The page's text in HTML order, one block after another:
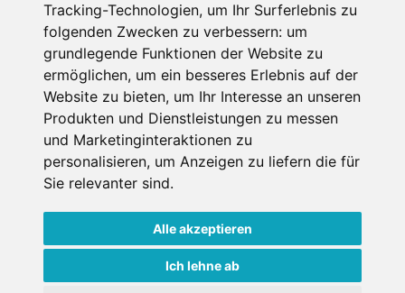
Tracking-Technologien, um Ihr Surferlebnis zu
folgenden Zwecken zu verbessern: um
grundlegende Funktionen der Website zu
ermöglichen, um ein besseres Erlebnis auf der
Website zu bieten, um Ihr Interesse an unseren
Produkten und Dienstleistungen zu messen
und Marketinginteraktionen zu
personalisieren, um Anzeigen zu liefern die für
Sie relevanter sind.
Alle akzeptieren
Ich lehne ab
Die Schneehoehen Ski APP für iOS und Android - Ein
Muss für alle Wintersportler und Schneefreaks!
Impressum
Datenschutz
Nutzungsbedingungen
Kontakt